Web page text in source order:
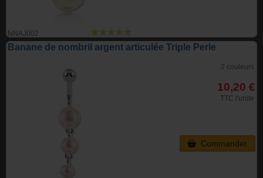
NNAJ002
Banane de nombril argent articulée Triple Perle
2 couleurs
10,20 €
TTC l'unite
Commander